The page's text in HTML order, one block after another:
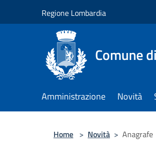
Regione Lombardia
Comune
Amministrazione Novità
Home > Novità > Anagrafe